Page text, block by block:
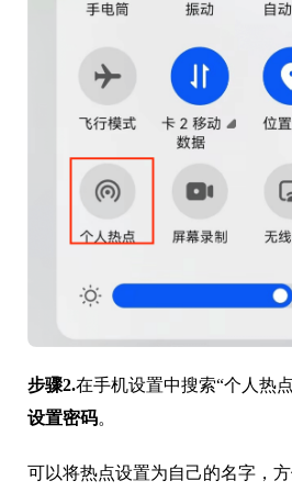
步骤2.在手机设置中搜索“个人热点
设置密码。
可以将热点设置为自己的名字，方